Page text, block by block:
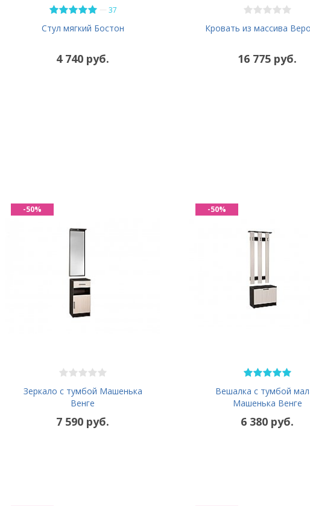
— 37
Стул мягкий Бостон
4 740 руб.
Кровать из массива
16 775 руб.
Зеркало с тумбой Машенька
Венге
7 590 руб.
-50%
Вешалка с тумбой
Машенька Венге
6 380 руб.
-50%